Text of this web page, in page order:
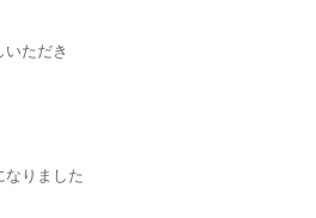
いただき
なりました